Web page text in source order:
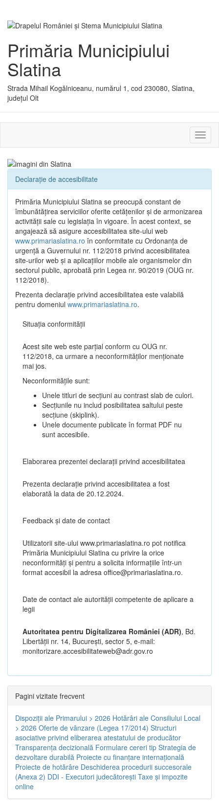
Primăria Municipiului
Slatina
Strada Mihail Kogălniceanu, numărul 1, cod 230080, Slatina,
județul Olt
sau
Declarație de accesibilitate
Primăria Municipiului Slatina se preocupă constant de
îmbunătățirea serviciilor oferite cetățenilor și de armonizarea
activității sale cu legislația în vigoare. În acest context, se
angajează să asigure accesibilitatea site-ului web
www.primariaslatina.ro în conformitate cu Ordonanța de
urgență a Guvernului nr. 112/2018 privind accesibilitatea
site-urilor web și a aplicațiilor mobile ale organismelor din
sectorul public, aprobată prin Legea nr. 90/2019 (OUG nr.
112/2018).
Prezenta declarație privind accesibilitatea este valabilă
pentru domeniul www.primariaslatina.ro.
Situația conformității
Acest site web este parțial conform cu OUG nr.
112/2018, ca urmare a neconformităților menționate
mai jos.
Neconformitățile sunt:
Unele titluri de secțiuni au contrast slab de culori.
Secțiunile nu includ posibilitatea saltului peste
secțiune (skiplink).
Unele documente publicate în format PDF nu
sunt accesibile.
Elaborarea prezentei declarații privind accesibilitatea
Prezenta declarație privind accesibilitatea a fost
elaborată la data de 20.12.2024.
Feedback și date de contact
Utilizatorii site-ului www.primariaslatina.ro pot notifica
Primăria Municipiului Slatina cu privire la orice
neconformități și pentru a solicita informațiile într-un
format accesibil la adresa office@primariaslatina.ro.
Date de contact ale autorităţii competente de aplicare a
legii
Autoritatea pentru Digitalizarea României (ADR), Bd.
Libertăţii nr. 14, Bucureşti, sector 5, e-mail:
monitorizare.accesibilitateweb@adr.gov.ro
Pagini vizitate frecvent
Dispoziţii ale Primarului > 2026 Hotărâri ale Consiliului Local
> 2026 Oferte de vânzare (Legea 17/2014) Structuri
asociative privind eliberarea atestatului de producător
Transparenţa decizională Formulare cereri tip Strategia de
dezvoltare durabilă Proiecte cu finanţare internaţională
Proiecte de hotărâre Deschiderea procedurii succesorale
(Anexa 2) DDI - Executori judecătorești Taxe şi impozite
online